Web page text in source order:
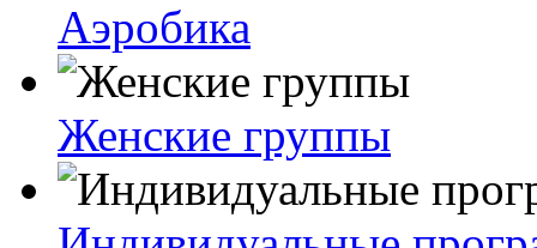
Аэробика
Женские группы